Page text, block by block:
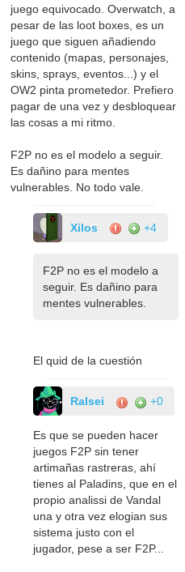
juego equivocado. Overwatch, a
pesar de las loot boxes, es un
juego que siguen añadiendo
contenido (mapas, personajes,
skins, sprays, eventos...) y el
OW2 pinta prometedor. Prefiero
pagar de una vez y desbloquear
las cosas a mi ritmo.
F2P no es el modelo a seguir.
Es dañino para mentes
vulnerables. No todo vale.
Xilos +4
F2P no es el modelo a
seguir. Es dañino para
mentes vulnerables.
El quid de la cuestión
Ralsei +0
Es que se pueden hacer
juegos F2P sin tener
artimañas rastreras, ahí
tienes al Paladins, que en el
propio analissi de Vandal
una y otra vez elogian sus
sistema justo con el
jugador, pese a ser F2P...